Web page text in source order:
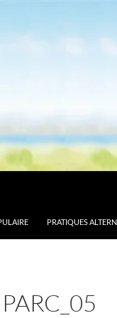
PRATIQUES